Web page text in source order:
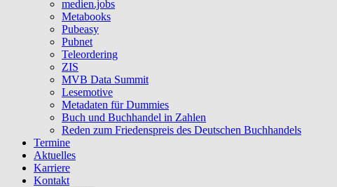
medien.jobs
Metabooks
Pubeasy
Pubnet
Teleordering
ZIS
MVB Data Summit
Lesemotive
Metadaten für Dummies
Buch und Buchhandel in Zahlen
Reden zum Friedenspreis des Deutschen Buchhandels
Termine
Aktuelles
Karriere
Kontakt